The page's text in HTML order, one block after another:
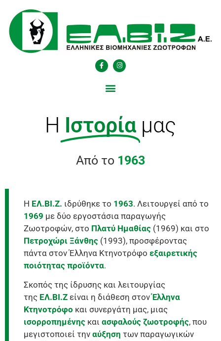
Η Ιστορία μας
Από το 1963
Η ΕΛ.ΒΙ.Ζ. ιδρύθηκε το 1963. Λειτουργεί από το
1969 με δύο εργοστάσια παραγωγής
Ζωοτροφών, στο Πλατύ Ημαθίας (1969) και στο
Πετροχώρι Ξάνθης (1993), προσφέροντας
πάντα στον Έλληνα Κτηνοτρόφο εξαιρετικής
ποιότητας προϊόντα.
Σκοπός της ίδρυσης και λειτουργίας
της ΕΛ.ΒΙ.Ζ είναι η διάθεση στονΈλληνα
Κτηνοτρόφο και συνεργάτη μας, μιας
ισορροπημένης και ασφαλούς ζωοτροφής, που
μεγιστοποιεί την αύξηση των παραγωγικών